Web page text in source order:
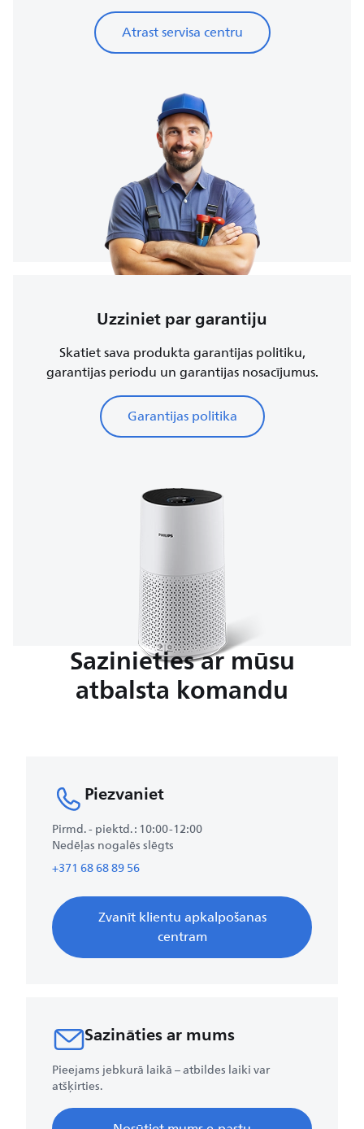
Atrast servisa centru
Uzziniet par garantiju
Skatiet sava produkta garantijas politiku,
garantijas periodu un garantijas nosacījumus.
Garantijas politika
Sazinieties ar mūsu
atbalsta komandu
Piezvaniet​
Pirmd. - piektd.​ : 10:00-12:00
Nedēļas nogalēs slēgts
+371 68 68 89 56
Zvanīt klientu apkalpošanas
centram
Sazināties ar mums
Pieejams jebkurā laikā – atbildes laiki var
atšķirties.